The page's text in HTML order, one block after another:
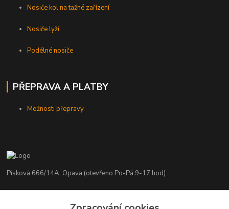
Nosiče kol na tažné zařízení
Nosiče lyží
Podélné nosiče
PŘEPRAVA A PLATBY
Možnosti přepravy
Písková 666/14A, Opava (otevřeno Po-Pá 9-17 hod)